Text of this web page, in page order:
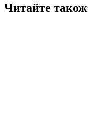
Читайте також